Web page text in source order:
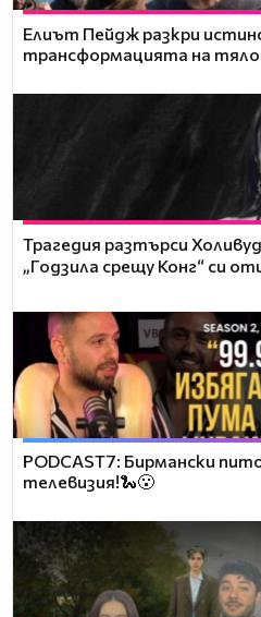
Елиът Пейдж разкри
трансформацията на
Трагедия разтърси
„Годзила срещу Конг“ си
PODCAST7: Бирмански
телевизия!🐍😮